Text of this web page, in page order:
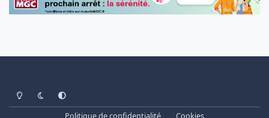
Light ModeDark ModeSystem Preference
Politique de confidentialité Cookies